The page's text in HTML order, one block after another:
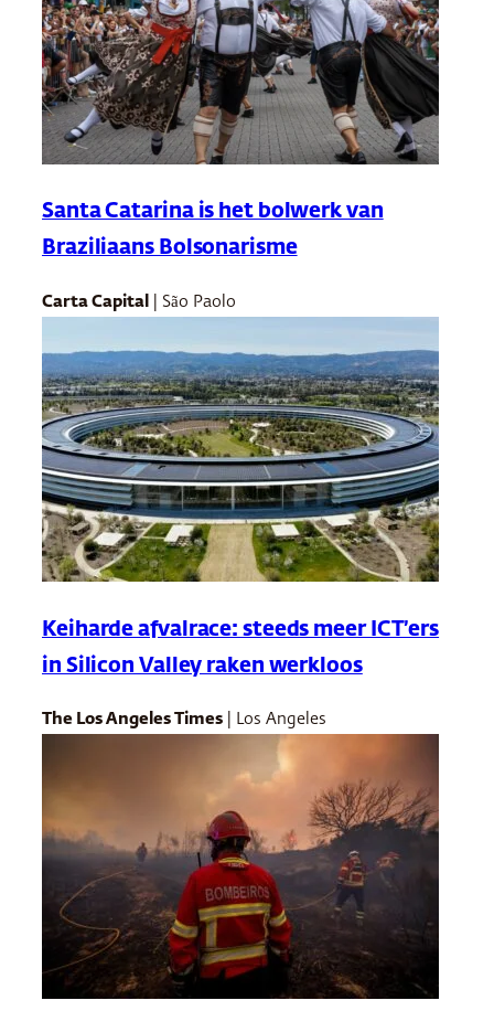
Santa Catarina is het bolwerk van
Braziliaans Bolsonarisme
Carta Capital | São Paolo
Keiharde afvalrace: steeds meer ICT’ers
in Silicon Valley raken werkloos
The Los Angeles Times | Los Angeles